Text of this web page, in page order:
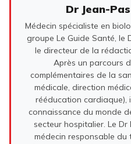
Dr Jean-
Médecin spécialiste en
groupe Le Guide Santé, le
le directeur de la
Après un parcours
complémentaires de la
médicale, direction
rééducation cardiaque),
connaissance du monde
secteur hospitalier. Le
médecin responsable